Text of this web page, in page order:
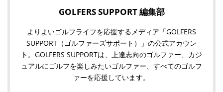
GOLFERS SUPPORT 編集部
よりよいゴルフライフを応援するメディア「GOLFERS
SUPPORT（ゴルファーズサポート）」の公式アカウン
ト。GOLFERS SUPPORTは、上達志向のゴルファー、カジ
ュアルにゴルフを楽しみたいゴルファー、すべてのゴルフ
ァーを応援しています。